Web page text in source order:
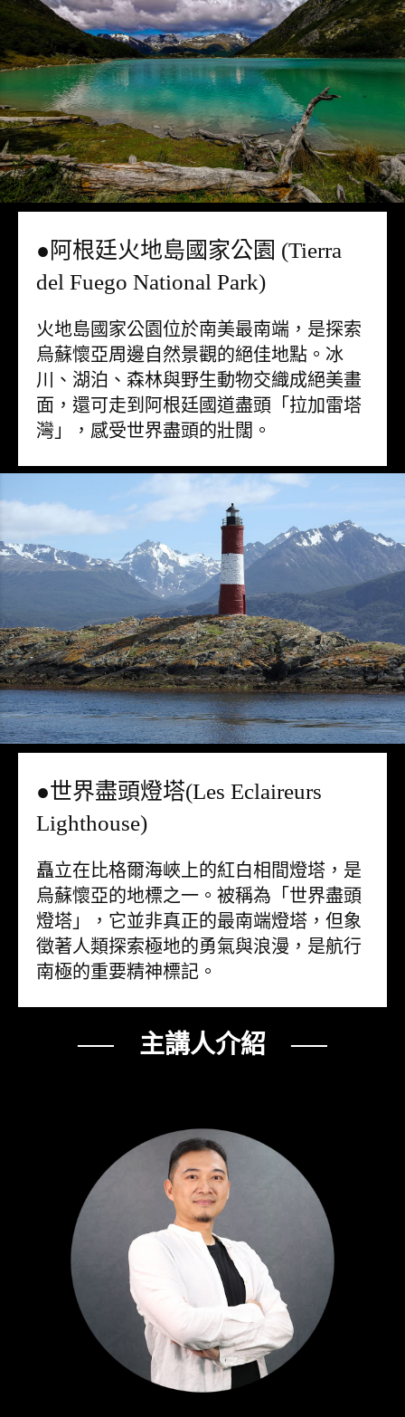
●阿根廷火地島國家公園 (Tierra
del Fuego National Park)
火地島國家公園位於南美最南端，是探索
烏蘇懷亞周邊自然景觀的絕佳地點。冰
川、湖泊、森林與野生動物交織成絕美畫
面，還可走到阿根廷國道盡頭「拉加雷塔
灣」，感受世界盡頭的壯闊。
●世界盡頭燈塔(Les Eclaireurs
Lighthouse)
矗立在比格爾海峽上的紅白相間燈塔，是
烏蘇懷亞的地標之一。被稱為「世界盡頭
燈塔」，它並非真正的最南端燈塔，但象
徵著人類探索極地的勇氣與浪漫，是航行
南極的重要精神標記。
── 主講人介紹 ──